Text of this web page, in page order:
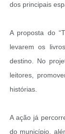
dos principais
A proposta do
levarem os
destino. No
leitores,
histórias.
A ação já
do município,